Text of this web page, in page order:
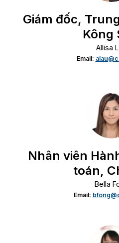
Giám đốc,
Kông
Allisa
Email:
Nhân viên
toán,
Bella
Email: